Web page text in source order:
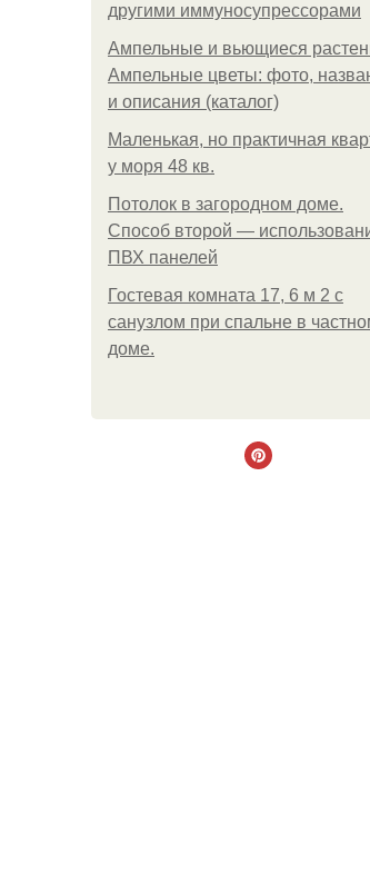
другими иммуносупрессорами
Ампельные и вьющиеся
Ампельные цветы: фото,
и описания (каталог)
Маленькая, но практичная
у моря 48 кв.
Потолок в загородном доме.
Способ второй —
ПВХ панелей
Гостевая комната 17, 6 м 2 с
санузлом при спальне в
доме.